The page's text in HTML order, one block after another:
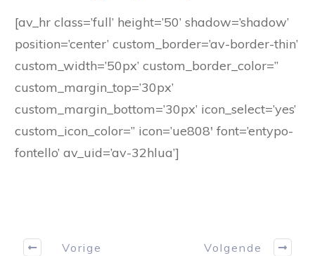
[av_hr class=’full’ height=’50’ shadow=’shadow’
position=’center’ custom_border=’av-border-thin’
custom_width=’50px’ custom_border_color=”
custom_margin_top=’30px’
custom_margin_bottom=’30px’ icon_select=’yes’
custom_icon_color=” icon=’ue808′ font=’entypo-
fontello’ av_uid=’av-32hlua’]
Vorige Volgende